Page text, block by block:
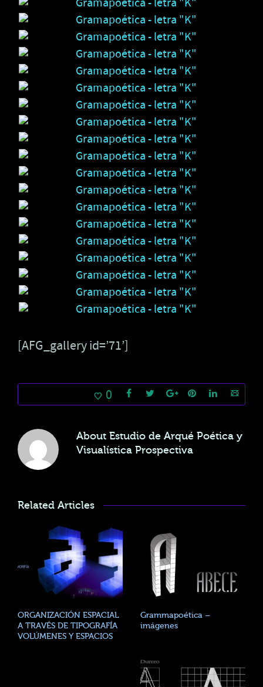
[AFG_gallery id=’71’]
0
About Estudio de Arqué Poética y
Visualística Prospectiva
Related Articles
ORGANIZACIÓN ESPACIAL
A TRAVÉS DE TIPOGRAFÍA
VOLÚMENES Y ESPACIOS
Grammapoética –
imágenes